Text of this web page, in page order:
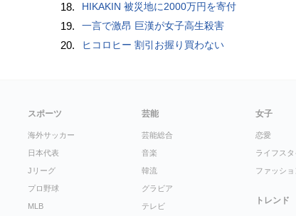
18. HIKAKIN 被災地に2000万円を寄付
19. 一言で激昂 巨漢が女子高生殺害
20. ヒコロヒー 割引お握り買わない
スポーツ
海外サッカー
日本代表
Jリーグ
プロ野球
MLB
芸能
芸能総合
音楽
韓流
グラビア
テレビ
女子
恋愛
ライフス
ファッショ
トレンド